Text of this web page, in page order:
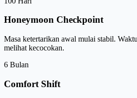
Honeymoon Checkpoint
Masa ketertarikan awal mulai stabil.
melihat kecocokan.
6 Bulan
Comfort Shift